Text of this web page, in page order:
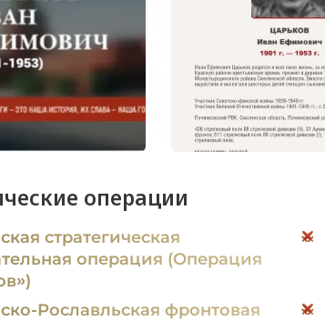
операции
стратегическая
операция (Операция
Рославльская фронтовая